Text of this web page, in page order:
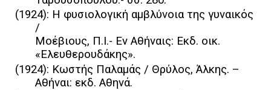
(1924): Η φυσιολογική αμβλύνοια της γυναικός
/
Μοέβιους, Π.Ι.- Εν Αθήναις: Εκδ. οικ.
«Ελευθερουδάκης».
(1924): Κωστής Παλαμάς / Θρύλος, Άλκης. –
Αθήναι: εκδ. Αθηνά.